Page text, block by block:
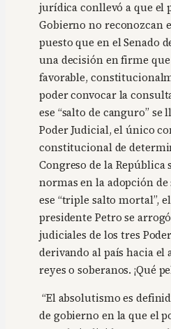
jurídica conllevó a que el
Gobierno no reconozcan
puesto que en el Senado
una decisión en firme
favorable,
poder convocar la
ese “salto de canguro” se
Poder Judicial, el único
constitucional de
Congreso de la República
normas en la adopción de
ese “triple salto mortal”,
presidente Petro se
judiciales de los tres
derivando al país hacia el
reyes o soberanos. ¡Qué
“El absolutismo es
de gobierno en la que el